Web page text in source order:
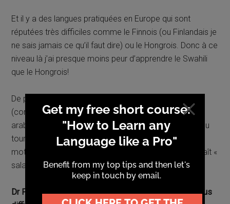
Et il y a des langues pratiquées en Europe qui sont
réputées très difficiles comme le Finnois (ou Finlandais je
ne sais jamais ce qu’il faut dire) ou le Hongrois. Donc à ce
niveau là j’ai presque moins peur d’apprendre le Swahili
que le Hongrois!
De plus,
(comme en français) aussi si on a quelques bases en
arabe, on peut facilement reconnaître certains mots ou
tournures. Lala salama (bonne nuit) qu’on peut traduire
mot à mot par « Dors en paix » dans lequel on reconnaît «
salama » la paix en arabe.
Dr P: Quels sont les aspects les plus faciles et les plus